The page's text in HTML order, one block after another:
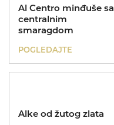
Al Centro minđuše sa
centralnim
smaragdom
POGLEDAJTE
Alke od žutog zlata